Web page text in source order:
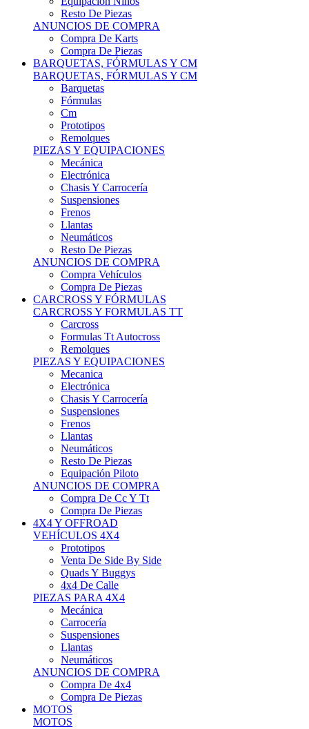
ANUNCIOS DE COMPRA
Compra De Karts
Compra De Piezas
BARQUETAS, FÓRMULAS Y CM
BARQUETAS, FÓRMULAS Y CM
Barquetas
Fórmulas
Cm
Prototipos
Remolques
PIEZAS Y EQUIPACIONES
Mecánica
Electrónica
Chasis Y Carrocería
Suspensiones
Frenos
Llantas
Neumáticos
Resto De Piezas
ANUNCIOS DE COMPRA
Compra Vehículos
Compra De Piezas
CARCROSS Y FÓRMULAS
CARCROSS Y FORMULAS TT
Carcross
Formulas Tt Autocross
Remolques
PIEZAS Y EQUIPACIONES
Mecanica
Electrónica
Chasis Y Carrocería
Suspensiones
Frenos
Llantas
Neumáticos
Resto De Piezas
Equipación Piloto
ANUNCIOS DE COMPRA
Compra De Cc Y Tt
Compra De Piezas
4X4 Y OFFROAD
VEHÍCULOS 4X4
Prototipos
Venta De Side By Side
Quads Y Buggys
4x4 De Calle
PIEZAS PARA 4X4
Mecánica
Carrocería
Suspensiones
Llantas
Neumáticos
ANUNCIOS DE COMPRA
Compra De 4x4
Compra De Piezas
MOTOS
MOTOS
Motos De Circuito